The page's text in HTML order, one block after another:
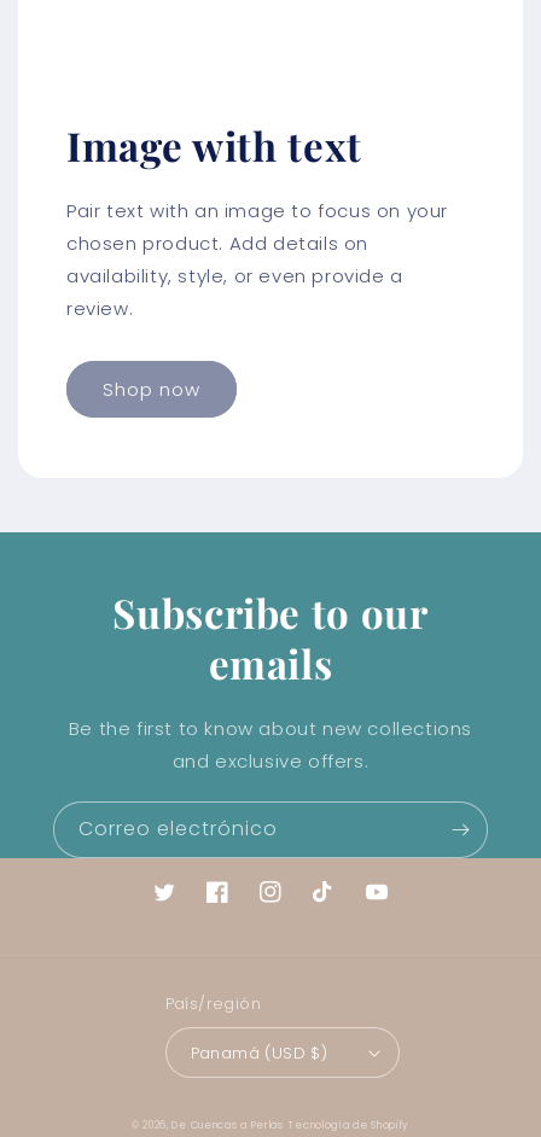
Image with text
Pair text with an image to focus on your
chosen product. Add details on
availability, style, or even provide a
review.
Shop now
Subscribe to our
emails
Be the first to know about new collections
and exclusive offers.
Correo electrónico
TwitterFacebookInstagram
TikTok YouTube
País/región
Panamá (USD $)
© 2026,De Cuencas a Perlas Tecnología de Shopify